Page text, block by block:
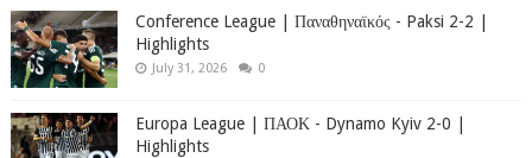
Conference League | Παναθηναϊκός - Paksi 2-2 |
Highlights
July 31, 2026 0
Europa League | ΠΑΟΚ - Dynamo Kyiv 2-0 |
Highlights